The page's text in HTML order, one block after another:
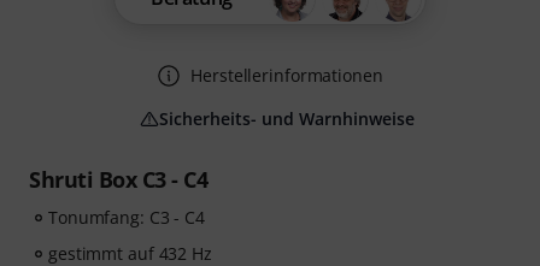
Shruti Box C3 - C4
Tonumfang: C3 - C4
gestimmt auf 432 Hz
Herstellerinformationen
Sicherheits- und Warnhinweise